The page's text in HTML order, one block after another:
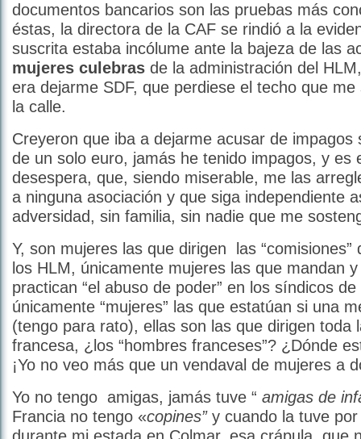
documentos bancarios son las pruebas más
éstas, la directora de la CAF se rindió a la
suscrita estaba incólume ante la bajeza de las
mujeres culebras de la administración del
era dejarme SDF, que perdiese el techo que
la calle.
Creyeron que iba a dejarme acusar de impagos
de un solo euro, jamás he tenido impagos, y es
desespera, que, siendo miserable, me las
a ninguna asociación y que siga independiente
adversidad, sin familia, sin nadie que me
Y, son mujeres las que dirigen las “comisiones”
los HLM, únicamente mujeres las que mandan
practican “el abuso de poder” en los síndicos
únicamente “mujeres” las que estatúan si una
(tengo para rato), ellas son las que dirigen toda
francesa, ¿los “hombres franceses”? ¿Dónde
¡Yo no veo más que un vendaval de mujeres a
Yo no tengo amigas, jamás tuve “ amigas de
Francia no tengo «copines”y cuando la tuve